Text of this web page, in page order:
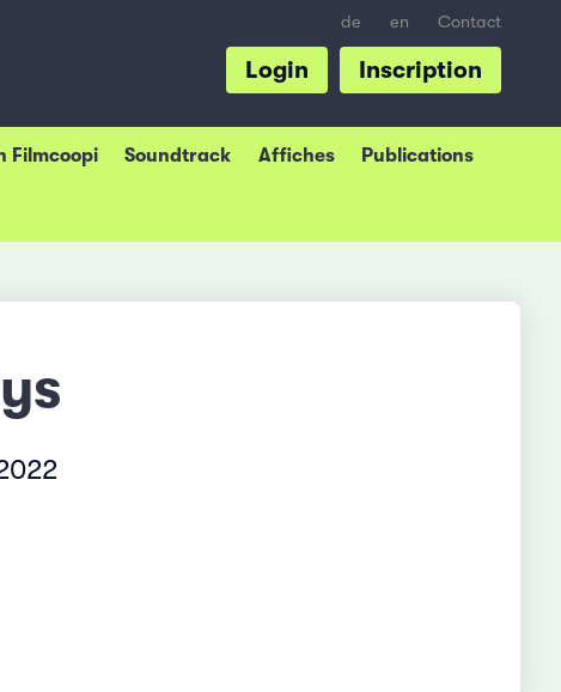
de en Contact
Inscription
Login
Filmcoopi Soundtrack Affiches Publications